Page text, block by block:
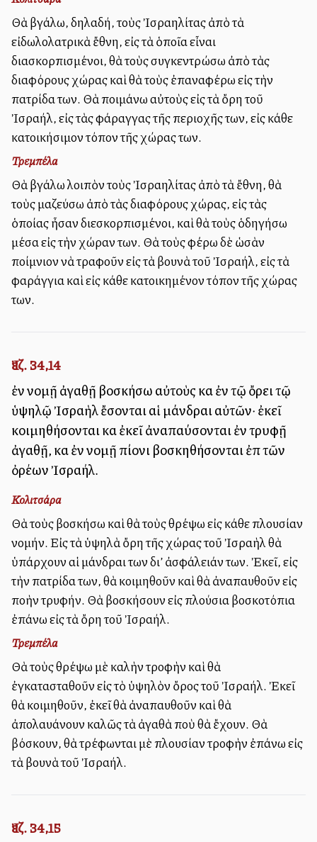
Θὰ βγάλω, δηλαδή, τοὺς Ἰσραηλίτας ἀπὸ τὰ
εἰδωλολατρικὰ ἔθνη, εἰς τὰ ὁποῖα εἶναι
διασκορπισμένοι, θὰ τοὺς συγκεντρώσω ἀπὸ τὰς
διαφόρους χώρας καὶ θὰ τοὺς ἐπαναφέρω εἰς τὴν
πατρίδα των. Θὰ ποιμάνω αὐτοὺς εἰς τὰ ὄρη τοῦ
Ἰσραήλ, εἰς τὰς φάραγγας τῆς περιοχῆς των, εἰς κάθε
κατοικήσιμον τόπον τῆς χώρας των.
Τρεμπέλα
Θὰ βγάλω λοιπὸν τοὺς Ἰσραηλίτας ἀπὸ τὰ ἔθνη, θὰ
τοὺς μαζεύσω ἀπὸ τὰς διαφόρους χώρας, εἰς τὰς
ὁποίας ἦσαν διεσκορπισμένοι, καὶ θὰ τοὺς ὁδηγήσω
μέσα εἰς τὴν χώραν των. Θὰ τοὺς φέρω δὲ ὡσὰν
ποίμνιον νὰ τραφοῦν εἰς τὰ βουνὰ τοῦ Ἰσραήλ, εἰς τὰ
φαράγγια καὶ εἰς κάθε κατοικημένον τόπον τῆς χώρας
των.
Ἰεζ. 34,14
ἐν νομῇ ἀγαθῇ βοσκήσω αὐτοὺς καὶ ἐν τῷ ὄρει τῷ
ὑψηλῷ Ἰσραὴλ ἔσονται αἱ μάνδραι αὐτῶν· ἐκεῖ
κοιμηθήσονται καὶ ἐκεῖ ἀναπαύσονται ἐν τρυφῇ
ἀγαθῇ, καὶ ἐν νομῇ πίονι βοσκηθήσονται ἐπὶ τῶν
ὀρέων Ἰσραήλ.
Κολιτσάρα
Θὰ τοὺς βοσκήσω καὶ θὰ τοὺς θρέψω εἰς κάθε πλουσίαν
νομήν. Εἰς τὰ ὑψηλὰ ὄρη τῆς χώρας τοῦ Ἰσραὴλ θὰ
ὑπάρχουν αἱ μάνδραι των δι’ ἀσφάλειάν των. Ἐκεῖ, εἰς
τὴν πατρίδα των, θὰ κοιμηθοῦν καὶ θὰ ἀναπαυθοῦν εἰς
πολλὴν τρυφήν. Θὰ βοσκήσουν εἰς πλούσια βοσκοτόπια
ἐπάνω εἰς τὰ ὄρη τοῦ Ἰσραήλ.
Τρεμπέλα
Θὰ τοὺς θρέψω μὲ καλὴν τροφὴν καὶ θὰ
ἐγκατασταθοῦν εἰς τὸ ὑψηλὸν ὄρος τοῦ Ἰσραήλ. Ἐκεῖ
θὰ κοιμηθοῦν, ἐκεῖ θὰ ἀναπαυθοῦν καὶ θὰ
ἀπολαυάνουν καλῶς τὰ ἀγαθὰ ποὺ θὰ ἔχουν. Θὰ
βόσκουν, θὰ τρέφωνται μὲ πλουσίαν τροφὴν ἐπάνω εἰς
τὰ βουνὰ τοῦ Ἰσραήλ.
Ἰεζ. 34,15